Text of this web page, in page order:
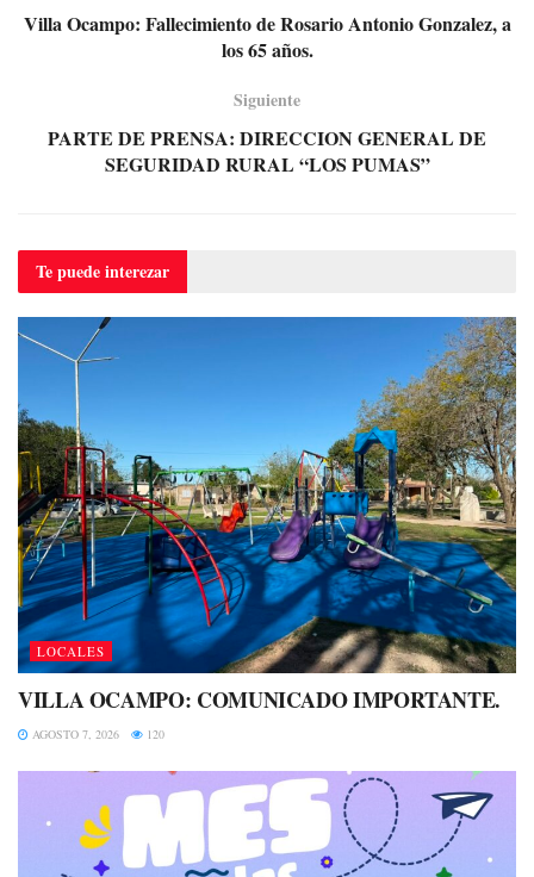
Villa Ocampo: Fallecimiento de Rosario Antonio Gonzalez, a
los 65 años.
Siguiente
PARTE DE PRENSA: DIRECCION GENERAL DE
SEGURIDAD RURAL “LOS PUMAS”
Te puedeinterezar
LOCALES
VILLA OCAMPO: COMUNICADO IMPORTANTE.
AGOSTO 7, 2026 120